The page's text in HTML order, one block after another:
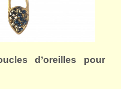
d’oreilles pour